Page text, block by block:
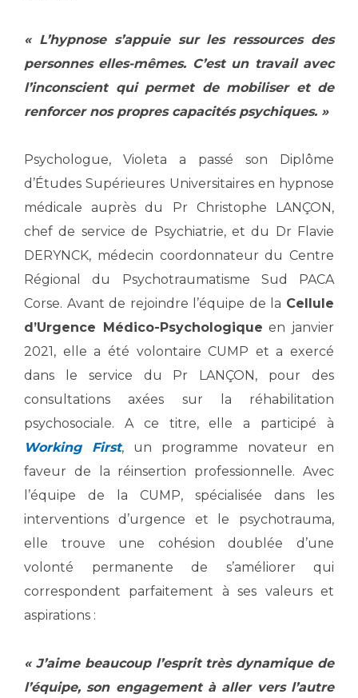
Médecine nucléaire
Maladies rares
Maternité Hôpital Nord
Vos représentants
Les Comités Locaux des Usagers
Le projet des usagers
Qualité
Nos indicateurs qualité et de sécurité des soins
Protection des données
Sécurité
Les recherches en santé à l’AP-HM
Lieu de santé sans tabac
Centres de référence Maladies Rares
Plateforme d'Expertise Maladies Rares
Communiqués de presse
Fournisseurs
Rôles et missions
Liste des marchés conclus
Documents utiles
« L’hypnose s’appuie sur les ressources des
personnes elles-mêmes. C’est un travail avec
l’inconscient qui permet de mobiliser et de
renforcer nos propres capacités psychiques. »
Psychologue, Violeta a passé son Diplôme
d’Études Supérieures Universitaires en hypnose
médicale auprès du Pr Christophe LANÇON,
chef de service de Psychiatrie, et du Dr Flavie
DERYNCK, médecin coordonnateur du Centre
Régional du Psychotraumatisme Sud PACA
Corse. Avant de rejoindre l’équipe de la Cellule
d’Urgence Médico-Psychologique en janvier
2021, elle a été volontaire CUMP et a exercé
dans le service du Pr LANÇON, pour des
consultations axées sur la réhabilitation
psychosociale. A ce titre, elle a participé à
Working First, un programme novateur en
faveur de la réinsertion professionnelle. Avec
l’équipe de la CUMP, spécialisée dans les
interventions d’urgence et le psychotrauma,
elle trouve une cohésion doublée d’une
volonté permanente de s’améliorer qui
correspondent parfaitement à ses valeurs et
aspirations :
« J’aime beaucoup l’esprit très dynamique de
l’équipe, son engagement à aller vers l’autre